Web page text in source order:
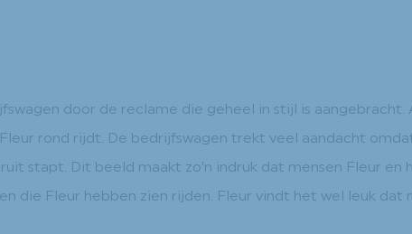
door de reclame die geheel in stijl is
rond rijdt. De bedrijfswagen trekt veel aandacht
stapt. Dit beeld maakt zo’n indruk dat mensen Fleur
die Fleur hebben zien rijden. Fleur vindt het wel leuk dat